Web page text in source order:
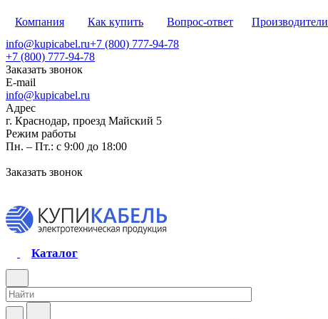
Компания Как купить Вопрос-ответ Производители
info@kupicabel.ru+7 (800) 777-94-78
+7 (800) 777-94-78
Заказать звонок
E-mail
info@kupicabel.ru
Адрес
г. Краснодар, проезд Майский 5
Режим работы
Пн. – Пт.: с 9:00 до 18:00
Заказать звонок
Каталог